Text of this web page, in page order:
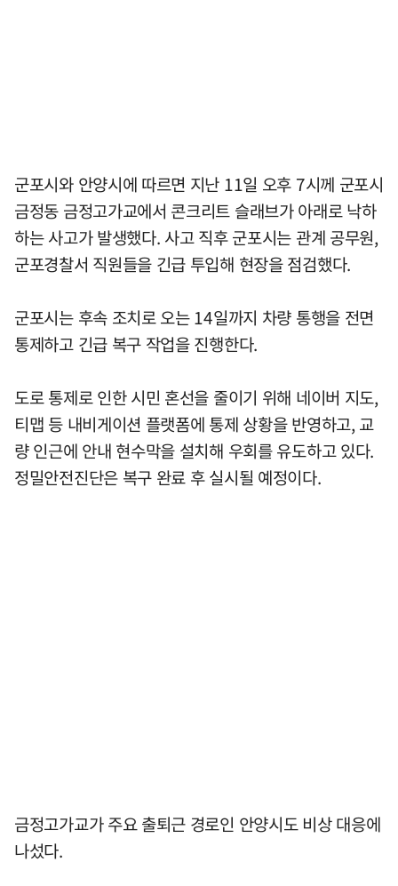
군포시와 안양시에 따르면 지난 11일 오후 7시께 군포시
금정동 금정고가교에서 콘크리트 슬래브가 아래로 낙하
하는 사고가 발생했다. 사고 직후 군포시는 관계 공무원,
군포경찰서 직원들을 긴급 투입해 현장을 점검했다.
군포시는 후속 조치로 오는 14일까지 차량 통행을 전면
통제하고 긴급 복구 작업을 진행한다.
도로 통제로 인한 시민 혼선을 줄이기 위해 네이버 지도,
티맵 등 내비게이션 플랫폼에 통제 상황을 반영하고, 교
량 인근에 안내 현수막을 설치해 우회를 유도하고 있다.
정밀안전진단은 복구 완료 후 실시될 예정이다.
금정고가교가 주요 출퇴근 경로인 안양시도 비상 대응에
나섰다.